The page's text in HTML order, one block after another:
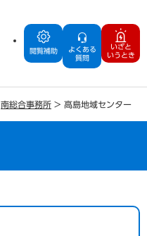
閲覧補助
よくある
質問
いざと
いうとき
南総合事務所 > 高島地域センター